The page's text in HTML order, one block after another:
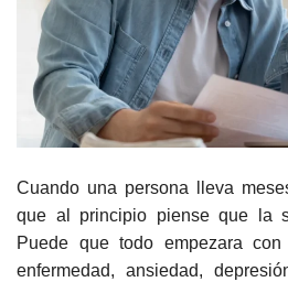
Cuando una persona lleva
que al principio piense que la
Puede que todo empezara
enfermedad, ansiedad,